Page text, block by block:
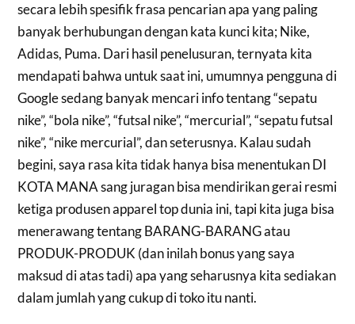
secara lebih spesifik frasa pencarian apa yang paling
banyak berhubungan dengan kata kunci kita; Nike,
Adidas, Puma. Dari hasil penelusuran, ternyata kita
mendapati bahwa untuk saat ini, umumnya pengguna di
Google sedang banyak mencari info tentang “sepatu
nike”, “bola nike”, “futsal nike”, “mercurial”, “sepatu futsal
nike”, “nike mercurial”, dan seterusnya. Kalau sudah
begini, saya rasa kita tidak hanya bisa menentukan DI
KOTA MANA sang juragan bisa mendirikan gerai resmi
ketiga produsen apparel top dunia ini, tapi kita juga bisa
menerawang tentang BARANG-BARANG atau
PRODUK-PRODUK (dan inilah bonus yang saya
maksud di atas tadi) apa yang seharusnya kita sediakan
dalam jumlah yang cukup di toko itu nanti.